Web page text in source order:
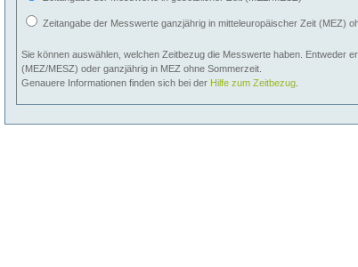
Zeitangabe der Messwerte ganzjährig in mitteleuropäischer Zeit (MEZ)
Sie können auswählen, welchen Zeitbezug die Messwerte haben. Entweder
(MEZ/MESZ) oder ganzjährig in MEZ ohne Sommerzeit.
Genauere Informationen finden sich bei der Hilfe zum Zeitbezug